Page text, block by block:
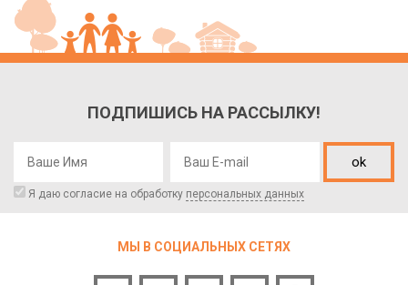
ПОДПИШИСЬ НА РАССЫЛКУ!
ok
Я даю согласие на обработку персональных данных
МЫ В СОЦИАЛЬНЫХ СЕТЯХ